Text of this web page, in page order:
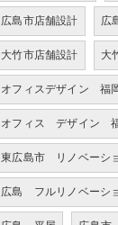
広島市店舗設計 広
大竹市店舗設計 大
オフィスデザイン 福
オフィス デザイン
東広島市 リノベーシ
広島 フルリノベーシ